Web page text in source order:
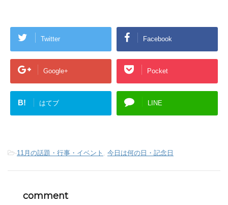
Twitter Facebook
Google+ Pocket
B! はてブ LINE
-11月の話題・行事・イベント 今日は何の日・記念日
comment